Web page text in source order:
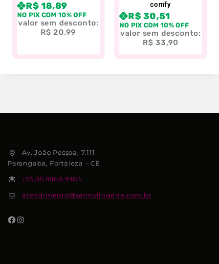
R$ 18,89
NO PIX COM 10% OFF
valor sem desconto:
R$ 20,99
comfy
R$ 30,51
NO PIX COM 10% OFF
valor sem desconto:
R$ 33,90
Av. João Pessoa, 7.111
Parangaba, Fortaleza – CE
+55 85 8868.9983
atendimento@sannylingerie.com.br